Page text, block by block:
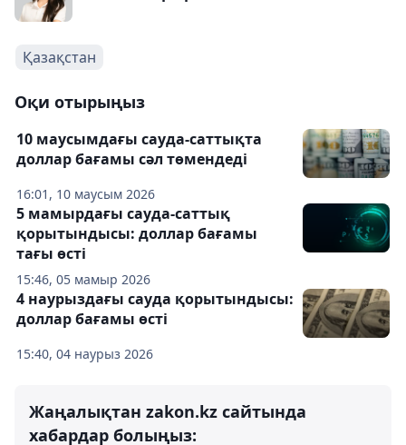
Қазақстан
Оқи отырыңыз
16:01, 10 маусым 2026
10 маусымдағы сауда-саттықта
доллар бағамы сәл төмендеді
15:46, 05 мамыр 2026
5 мамырдағы сауда-саттық
қорытындысы: доллар бағамы
тағы өсті
15:40, 04 наурыз 2026
4 наурыздағы сауда қорытындысы:
доллар бағамы өсті
Жаңалықтан zakon.kz сайтында
хабардар болыңыз: